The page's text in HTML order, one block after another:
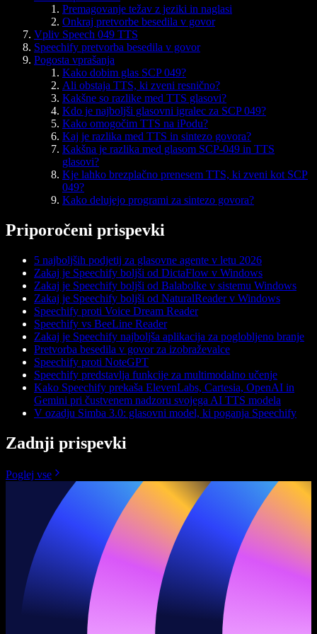
Premagovanje težav z jeziki in naglasi
Onkraj pretvorbe besedila v govor
Vpliv Speech 049 TTS
Speechify pretvorba besedila v govor
Pogosta vprašanja
Kako dobim glas SCP 049?
Ali obstaja TTS, ki zveni resnično?
Kakšne so razlike med TTS glasovi?
Kdo je najboljši glasovni igralec za SCP 049?
Kako omogočim TTS na iPodu?
Kaj je razlika med TTS in sintezo govora?
Kakšna je razlika med glasom SCP-049 in TTS
glasovi?
Kje lahko brezplačno prenesem TTS, ki zveni kot SCP
049?
Kako delujejo programi za sintezo govora?
Priporočeni prispevki
5 najboljših podjetij za glasovne agente v letu 2026
Zakaj je Speechify boljši od DictaFlow v Windows
Zakaj je Speechify boljši od Balabolke v sistemu Windows
Zakaj je Speechify boljši od NaturalReader v Windows
Speechify proti Voice Dream Reader
Speechify vs BeeLine Reader
Zakaj je Speechify najboljša aplikacija za poglobljeno branje
Pretvorba besedila v govor za izobraževalce
Speechify proti NoteGPT
Speechify predstavlja funkcije za multimodalno učenje
Kako Speechify prekaša ElevenLabs, Cartesia, OpenAI in
Gemini pri čustvenem nadzoru svojega AI TTS modela
V ozadju Simba 3.0: glasovni model, ki poganja Speechify
Zadnji prispevki
Poglej vse